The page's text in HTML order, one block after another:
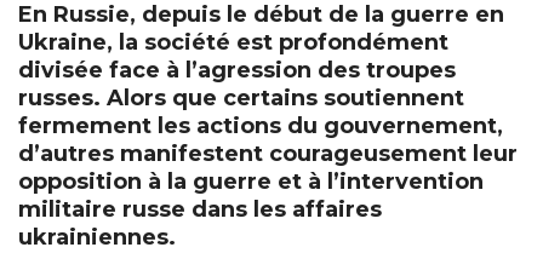
En Russie, depuis le début de la guerre en
Ukraine, la société est profondément
divisée face à l’agression des troupes
russes. Alors que certains soutiennent
fermement les actions du gouvernement,
d’autres manifestent courageusement leur
opposition à la guerre et à l’intervention
militaire russe dans les affaires
ukrainiennes.